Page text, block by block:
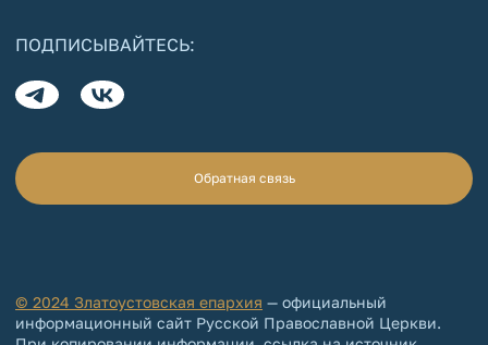
ПОДПИСЫВАЙТЕСЬ:
Обратная связь
© 2024 Златоустовская епархия — официальный
информационный сайт Русской Православной Церкви.